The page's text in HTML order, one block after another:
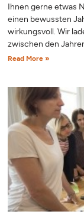
Ihnen gerne etwas
einen bewussten
wirkungsvoll. Wir
zwischen den
Read More »